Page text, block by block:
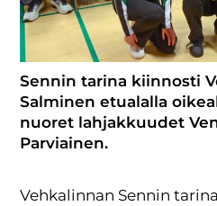
Sennin tarina kiinnosti
Salminen etualalla
nuoret lahjakkuudet
Parviainen.
Vehkalinnan Sennin